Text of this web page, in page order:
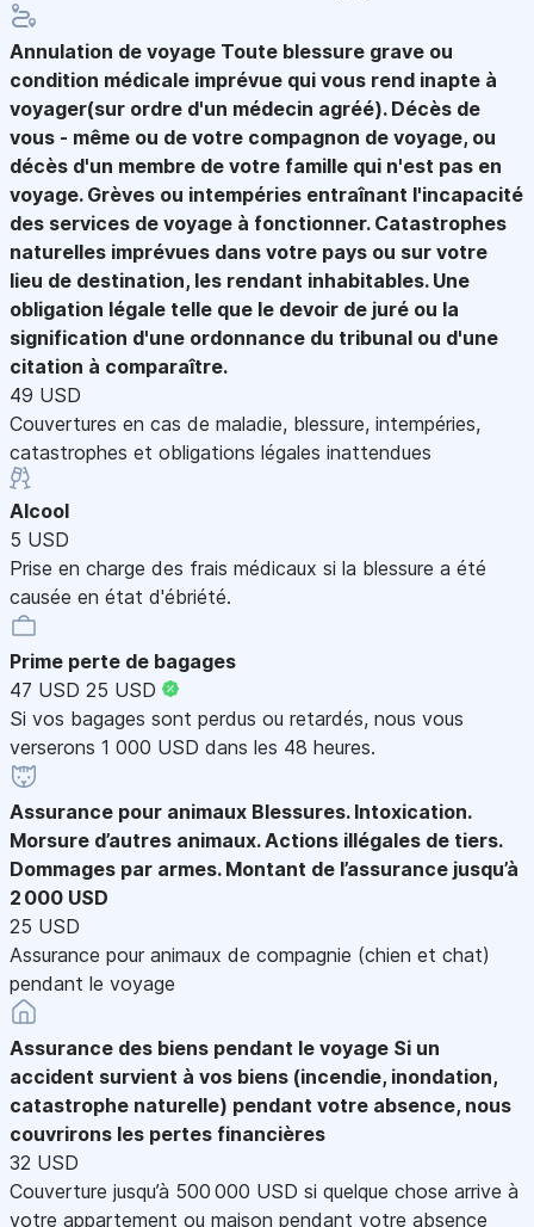
Annulation de voyage Toute blessure grave ou
condition médicale imprévue qui vous rend inapte à
voyager(sur ordre d'un médecin agréé). Décès de
vous - même ou de votre compagnon de voyage, ou
décès d'un membre de votre famille qui n'est pas en
voyage. Grèves ou intempéries entraînant l'incapacité
des services de voyage à fonctionner. Catastrophes
naturelles imprévues dans votre pays ou sur votre
lieu de destination, les rendant inhabitables. Une
obligation légale telle que le devoir de juré ou la
signification d'une ordonnance du tribunal ou d'une
citation à comparaître.
49 USD
Couvertures en cas de maladie, blessure, intempéries,
catastrophes et obligations légales inattendues
Alcool
5 USD
Prise en charge des frais médicaux si la blessure a été
causée en état d'ébriété.
Prime perte de bagages
47 USD 25 USD
Si vos bagages sont perdus ou retardés, nous vous
verserons 1 000 USD dans les 48 heures.
Assurance pour animaux Blessures. Intoxication.
Morsure d’autres animaux. Actions illégales de tiers.
Dommages par armes. Montant de l’assurance jusqu’à
2 000 USD
25 USD
Assurance pour animaux de compagnie (chien et chat)
pendant le voyage
Assurance des biens pendant le voyage Si un
accident survient à vos biens (incendie, inondation,
catastrophe naturelle) pendant votre absence, nous
couvrirons les pertes financières
32 USD
Couverture jusqu’à 500 000 USD si quelque chose arrive à
votre appartement ou maison pendant votre absence